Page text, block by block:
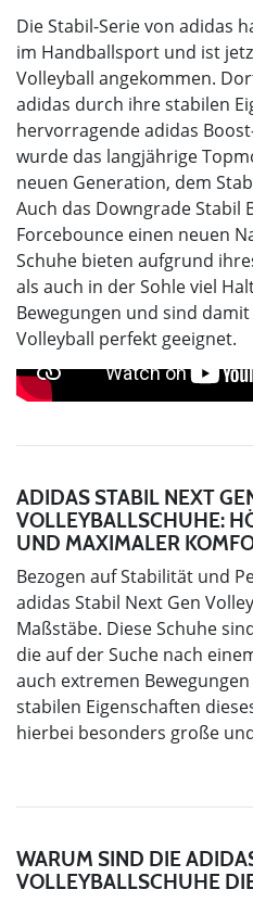
Die Stabil-Serie von adidas
im Handballsport und ist
Volleyball angekommen.
adidas durch ihre stabilen
hervorragende adidas
wurde das langjährige
neuen Generation, dem
Auch das Downgrade Stabil
Forcebounce einen neuen
Schuhe bieten aufgrund
als auch in der Sohle viel
Bewegungen und sind
Volleyball perfekt geeignet.
ADIDAS STABIL NEXT
VOLLEYBALLSCHUHE:
UND MAXIMALER
Bezogen auf Stabilität und
adidas Stabil Next Gen
Maßstäbe. Diese Schuhe
die auf der Suche nach
auch extremen
stabilen Eigenschaften
hierbei besonders große
WARUM SIND DIE
VOLLEYBALLSCHUHE